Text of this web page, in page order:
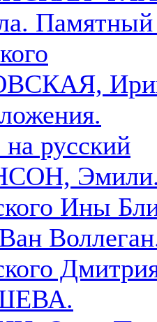
Памятный
русский
Эмили.
Ины